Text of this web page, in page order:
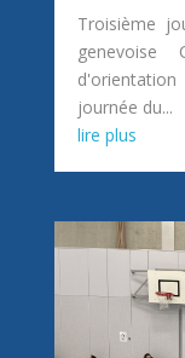
Troisième
journée du...
lire plus